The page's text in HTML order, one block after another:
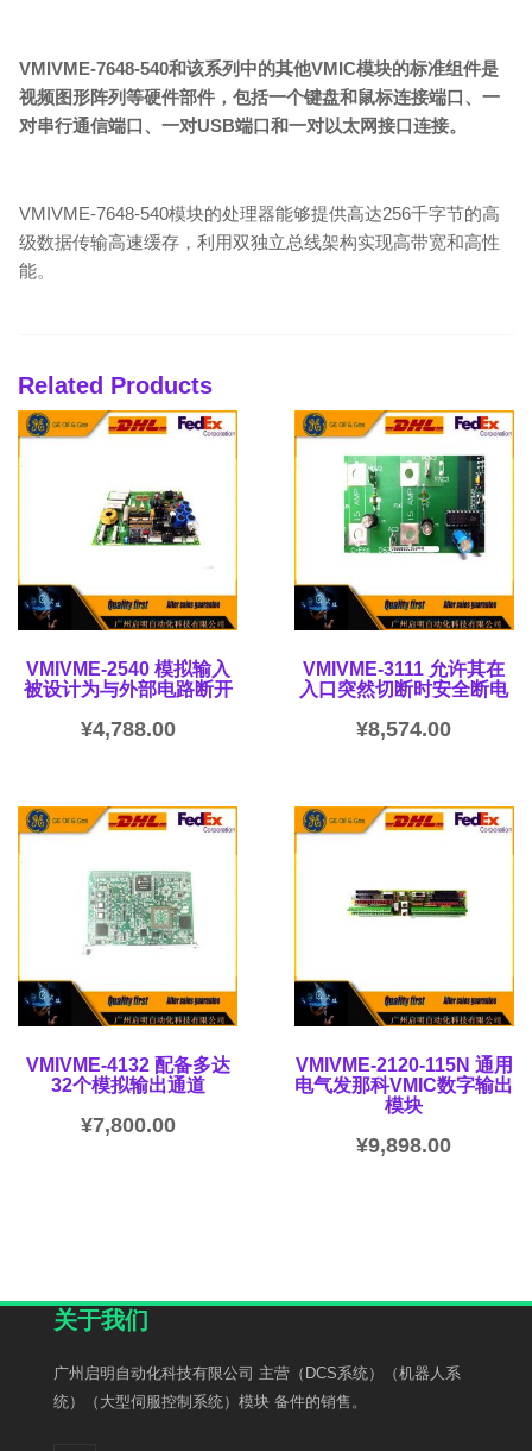
VMIVME-7648-540和该系列中的其他VMIC模块的标准组件是
视频图形阵列等硬件部件，包括一个键盘和鼠标连接端口、一
对串行通信端口、一对USB端口和一对以太网接口连接。
VMIVME-7648-540模块的处理器能够提供高达256千字节的高
级数据传输高速缓存，利用双独立总线架构实现高带宽和高性
能。
Related Products
VMIVME-2540 模拟输入
被设计为与外部电路断开
¥4,788.00
VMIVME-3111 允许其在
入口突然切断时安全断电
¥8,574.00
VMIVME-4132 配备多达
32个模拟输出通道
¥7,800.00
VMIVME-2120-115N 通用
电气发那科VMIC数字输出
模块
¥9,898.00
关于我们
广州启明自动化科技有限公司 主营（DCS系统）（机器人系
统）（大型伺服控制系统）模块 备件的销售。